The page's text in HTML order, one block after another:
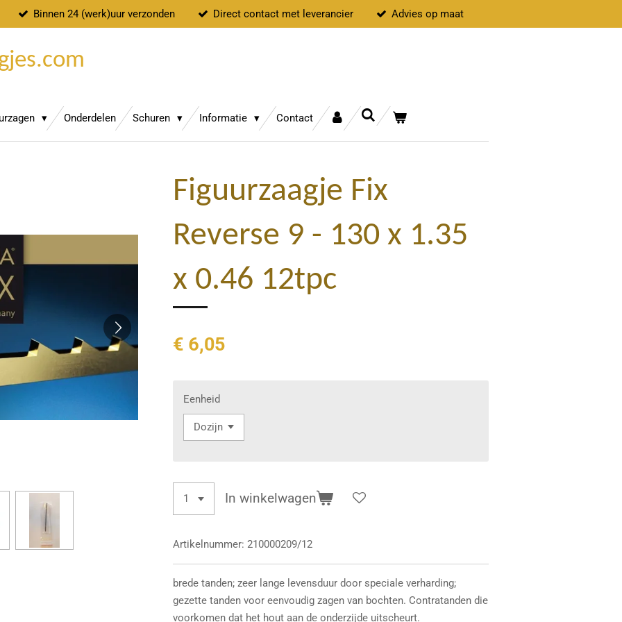
Binnen 24 (werk)uur verzonden Direct contact met leverancier Advies op maat
Onderdelen Schuren Informatie Contact
Figuurzaagje Fix
Reverse 9 - 130 x 1.35
x 0.46 12tpc
€ 6,05
Eenheid
In winkelwagen
Artikelnummer: 210000209/12
brede tanden; zeer lange levensduur door speciale verharding;
gezette tanden voor eenvoudig zagen van bochten. Contratanden die
voorkomen dat het hout aan de onderzijde uitscheurt.